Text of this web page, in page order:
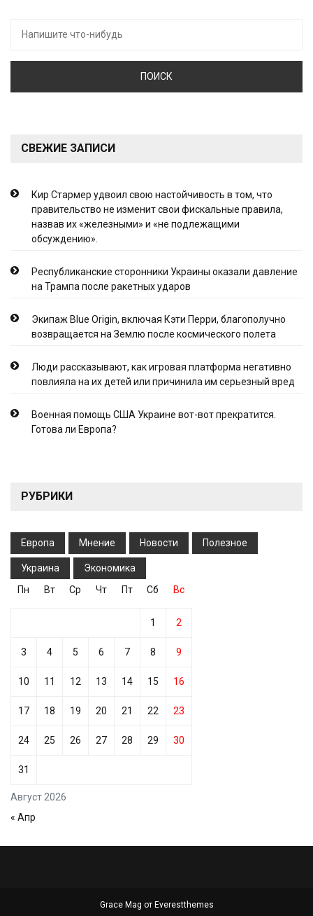
СВЕЖИЕ ЗАПИСИ
Кир Стармер удвоил свою настойчивость в том, что
правительство не изменит свои фискальные правила,
назвав их «железными» и «не подлежащими
обсуждению».
Республиканские сторонники Украины оказали давление
на Трампа после ракетных ударов
Экипаж Blue Origin, включая Кэти Перри, благополучно
возвращается на Землю после космического полета
Люди рассказывают, как игровая платформа негативно
повлияла на их детей или причинила им серьезный вред
Военная помощь США Украине вот-вот прекратится.
Готова ли Европа?
РУБРИКИ
Европа Мнение Новости Полезное
Украина Экономика
Август 2026
Пн Вт Ср Чт Пт Сб Вс
1 2
3 4 5 6 7 8 9
10 11 12 13 14 15 16
17 18 19 20 21 22 23
24 25 26 27 28 29 30
31
« Апр
Grace Mag от Everestthemes